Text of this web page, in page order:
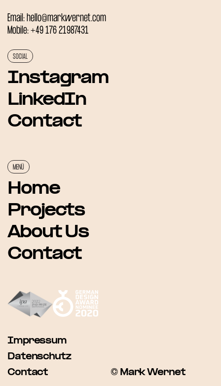
Email: hello@markwernet.com
Mobile: +49 176 21987431
SOCIAL
Instagram
LinkedIn
Contact
MENÜ
Home
Projects
About Us
Contact
© Mark Wernet
Impressum
Datenschutz
Contact